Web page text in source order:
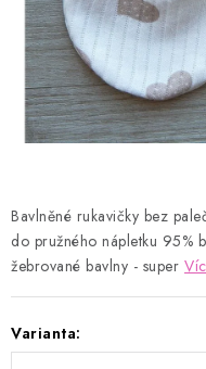
Kontakty Proč AMÁLKA?
Tabulka velikostí
Postup
Velkoobchod
Obchodní
Podmínky ochrany
Bavlněné rukavičky bez
do pružného nápletku 95%
žebrované bavlny - super
Varianta: